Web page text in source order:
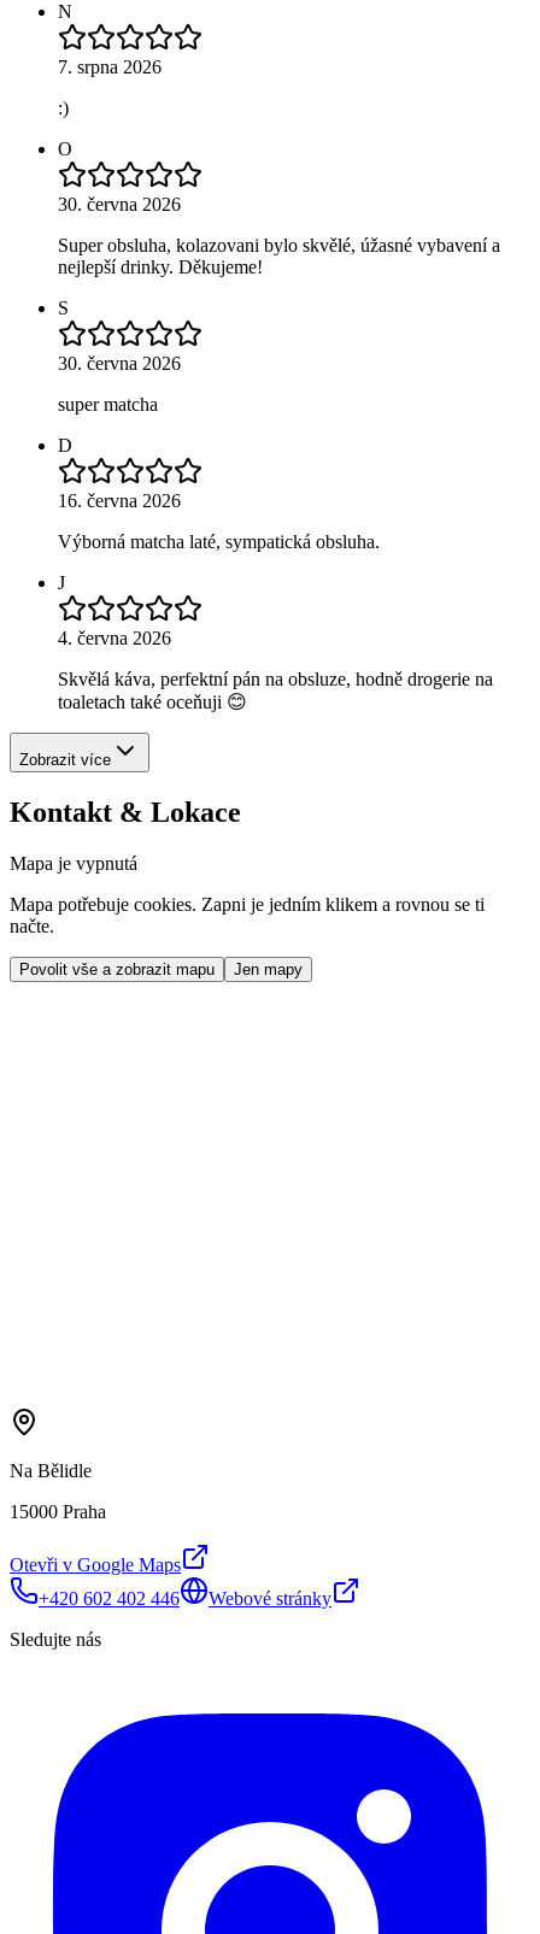
N
7. srpna 2026
:)
O
30. června 2026
Super obsluha, kolazovani bylo skvělé, úžasné vybavení a
nejlepší drinky. Děkujeme!
S
30. června 2026
super matcha
D
16. června 2026
Výborná matcha laté, sympatická obsluha.
J
4. června 2026
Skvělá káva, perfektní pán na obsluze, hodně drogerie na
toaletach také oceňuji 😊
Zobrazit více
Kontakt & Lokace
Mapa je vypnutá
Mapa potřebuje cookies. Zapni je jedním klikem a rovnou se ti
načte.
Povolit vše a zobrazit mapu Jen mapy
Na Bělidle
15000 Praha
Otevři v Google Maps
+420 602 402 446
Webové stránky
Sledujte nás